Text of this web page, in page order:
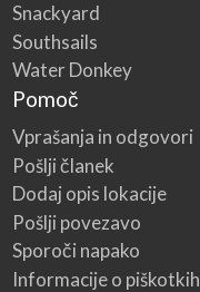
Snackyard
Southsails
Water Donkey
Pomoč
Vprašanja in odgovori
Pošlji članek
Dodaj opis lokacije
Pošlji povezavo
Sporoči napako
Informacije o piškotkih